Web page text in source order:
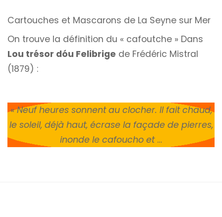
Cartouches et Mascarons de La Seyne sur Mer
On trouve la définition du « cafoutche » Dans
Lou trésor dóu Felibrige de Frédéric Mistral
(1879) :
«Neuf heures sonnent au clocher. Il fait chaud,
le soleil, déjà haut, écrase la façade de pierres,
inonde le cafoucho et …